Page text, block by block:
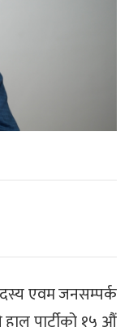
एवम जनसम्पर्क